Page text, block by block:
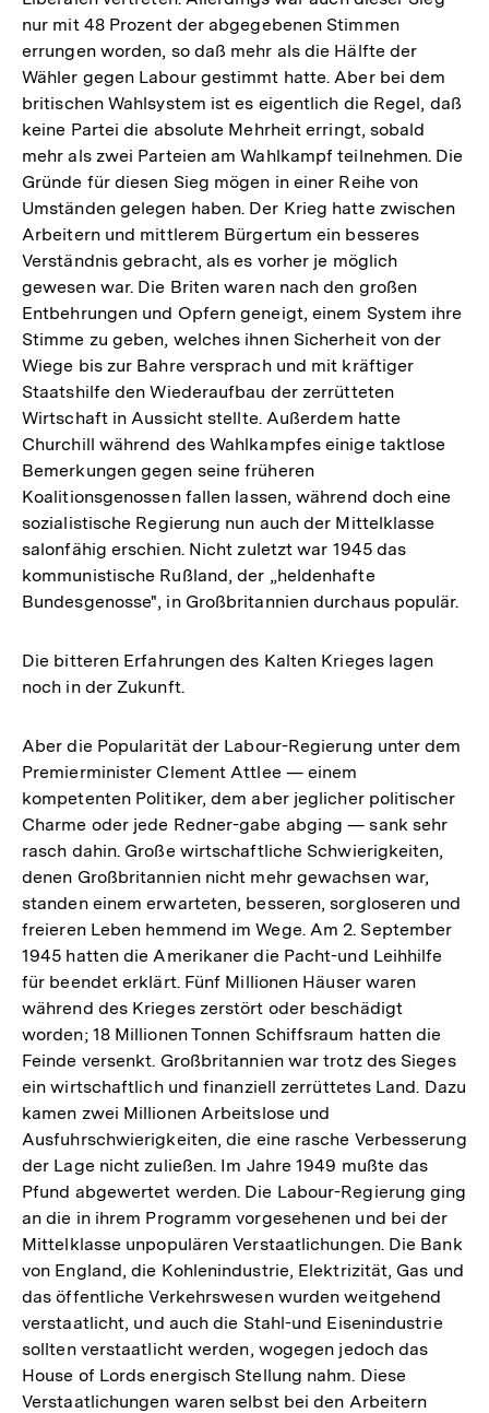
nur mit 48 Prozent der abgegebenen Stimmen
errungen worden, so daß mehr als die Hälfte der
Wähler gegen Labour gestimmt hatte. Aber bei dem
britischen Wahlsystem ist es eigentlich die Regel, daß
keine Partei die absolute Mehrheit erringt, sobald
mehr als zwei Parteien am Wahlkampf teilnehmen. Die
Gründe für diesen Sieg mögen in einer Reihe von
Umständen gelegen haben. Der Krieg hatte zwischen
Arbeitern und mittlerem Bürgertum ein besseres
Verständnis gebracht, als es vorher je möglich
gewesen war. Die Briten waren nach den großen
Entbehrungen und Opfern geneigt, einem System ihre
Stimme zu geben, welches ihnen Sicherheit von der
Wiege bis zur Bahre versprach und mit kräftiger
Staatshilfe den Wiederaufbau der zerrütteten
Wirtschaft in Aussicht stellte. Außerdem hatte
Churchill während des Wahlkampfes einige taktlose
Bemerkungen gegen seine früheren
Koalitionsgenossen fallen lassen, während doch eine
sozialistische Regierung nun auch der Mittelklasse
salonfähig erschien. Nicht zuletzt war 1945 das
kommunistische Rußland, der „heldenhafte
Bundesgenosse", in Großbritannien durchaus populär.
Die bitteren Erfahrungen des Kalten Krieges lagen
noch in der Zukunft.
Aber die Popularität der Labour-Regierung unter dem
Premierminister Clement Attlee — einem
kompetenten Politiker, dem aber jeglicher politischer
Charme oder jede Redner-gabe abging — sank sehr
rasch dahin. Große wirtschaftliche Schwierigkeiten,
denen Großbritannien nicht mehr gewachsen war,
standen einem erwarteten, besseren, sorgloseren und
freieren Leben hemmend im Wege. Am 2. September
1945 hatten die Amerikaner die Pacht-und Leihhilfe
für beendet erklärt. Fünf Millionen Häuser waren
während des Krieges zerstört oder beschädigt
worden; 18 Millionen Tonnen Schiffsraum hatten die
Feinde versenkt. Großbritannien war trotz des Sieges
ein wirtschaftlich und finanziell zerrüttetes Land. Dazu
kamen zwei Millionen Arbeitslose und
Ausfuhrschwierigkeiten, die eine rasche Verbesserung
der Lage nicht zuließen. Im Jahre 1949 mußte das
Pfund abgewertet werden. Die Labour-Regierung ging
an die in ihrem Programm vorgesehenen und bei der
Mittelklasse unpopulären Verstaatlichungen. Die Bank
von England, die Kohlenindustrie, Elektrizität, Gas und
das öffentliche Verkehrswesen wurden weitgehend
verstaatlicht, und auch die Stahl-und Eisenindustrie
sollten verstaatlicht werden, wogegen jedoch das
House of Lords energisch Stellung nahm. Diese
Verstaatlichungen waren selbst bei den Arbeitern